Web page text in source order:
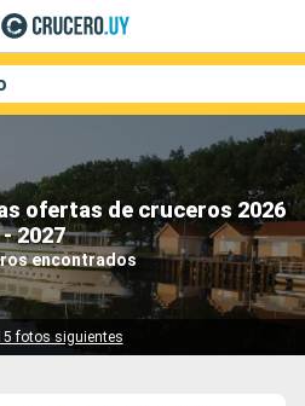
ofertas de cruceros 2026
- 2027
encontrados
fotos siguientes